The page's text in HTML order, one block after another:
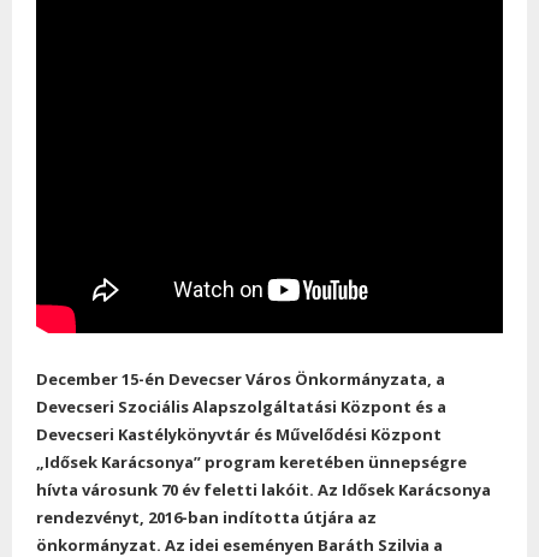
December 15-én Devecser Város Önkormányzata, a
Devecseri Szociális Alapszolgáltatási Központ és a
Devecseri Kastélykönyvtár és Művelődési Központ
„Idősek Karácsonya” program keretében ünnepségre
hívta városunk 70 év feletti lakóit. Az Idősek Karácsonya
rendezvényt, 2016-ban indította útjára az
önkormányzat. Az idei eseményen Baráth Szilvia a